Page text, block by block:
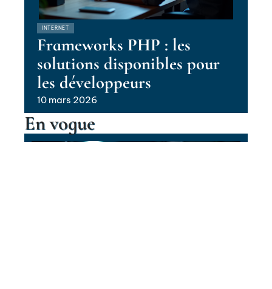
INTERNET
Frameworks PHP : les
solutions disponibles pour
les développeurs
10 mars 2026
En vogue